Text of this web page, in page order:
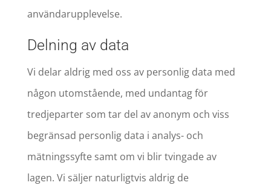
användarupplevelse.
Delning av data
Vi delar aldrig med oss av personlig data med
någon utomstående, med undantag för
tredjeparter som tar del av anonym och viss
begränsad personlig data i analys- och
mätningssyfte samt om vi blir tvingade av
lagen. Vi säljer naturligtvis aldrig de